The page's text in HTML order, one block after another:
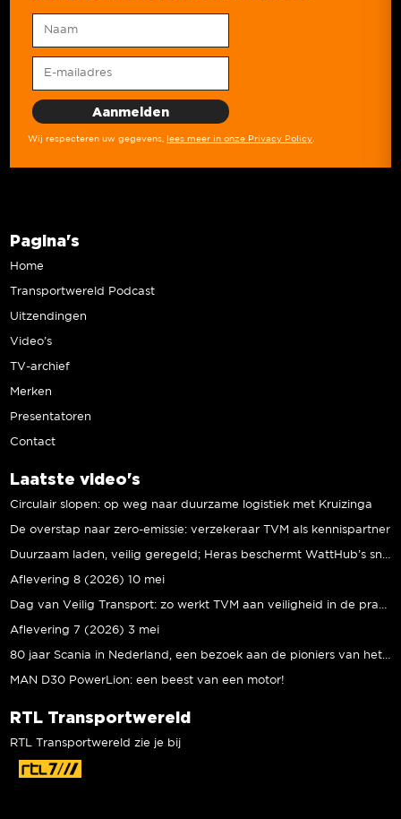
Wij respecteren uw gegevens, lees meer in onze Privacy Policy
Pagina's
Home
Transportwereld Podcast
Uitzendingen
Video’s
TV-archief
Merken
Presentatoren
Contact
Laatste video's
Circulair slopen: op weg naar duurzame logistiek met Kruizinga
De overstap naar zero-emissie: verzekeraar TVM als kennispartner
Aflevering 8 (2026) 10 mei
Aflevering 7 (2026) 3 mei
MAN D30 PowerLion: een beest van een motor!
RTL Transportwereld
RTL Transportwereld zie je bij